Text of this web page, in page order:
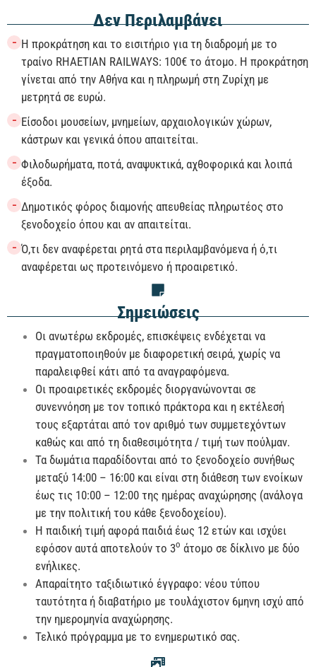
Δεν Περιλαμβάνει
− Η προκράτηση και το εισιτήριο για τη διαδρομή με το
τραίνο RHAETIAN RAILWAYS: 100€ το άτομο. Η προκράτηση
γίνεται από την Αθήνα και η πληρωμή στη Ζυρίχη με
μετρητά σε ευρώ.
− Είσοδοι μουσείων, μνημείων, αρχαιολογικών χώρων,
κάστρων και γενικά όπου απαιτείται.
− Φιλοδωρήματα, ποτά, αναψυκτικά, αχθοφορικά και λοιπά
έξοδα.
− Δημοτικός φόρος διαμονής απευθείας πληρωτέος στο
ξενοδοχείο όπου και αν απαιτείται.
− Ό,τι δεν αναφέρεται ρητά στα περιλαμβανόμενα ή ό,τι
αναφέρεται ως προτεινόμενο ή προαιρετικό.
Σημειώσεις
Οι ανωτέρω εκδρομές, επισκέψεις ενδέχεται να
πραγματοποιηθούν με διαφορετική σειρά, χωρίς να
παραλειφθεί κάτι από τα αναγραφόμενα.
Οι προαιρετικές εκδρομές διοργανώνονται σε
συνεννόηση με τον τοπικό πράκτορα και η εκτέλεσή
τους εξαρτάται από τον αριθμό των συμμετεχόντων
καθώς και από τη διαθεσιμότητα / τιμή των πούλμαν.
Τα δωμάτια παραδίδονται από το ξενοδοχείο συνήθως
μεταξύ 14:00 – 16:00 και είναι στη διάθεση των ενοίκων
έως τις 10:00 – 12:00 της ημέρας αναχώρησης (ανάλογα
με την πολιτική του κάθε ξενοδοχείου).
Η παιδική τιμή αφορά παιδιά έως 12 ετών και ισχύει
εφόσον αυτά αποτελούν το 3ο άτομο σε δίκλινο με δύο
ενήλικες.
Απαραίτητο ταξιδιωτικό έγγραφο: νέου τύπου
ταυτότητα ή διαβατήριο με τουλάχιστον 6μηνη ισχύ από
την ημερομηνία αναχώρησης.
Τελικό πρόγραμμα με το ενημερωτικό σας.